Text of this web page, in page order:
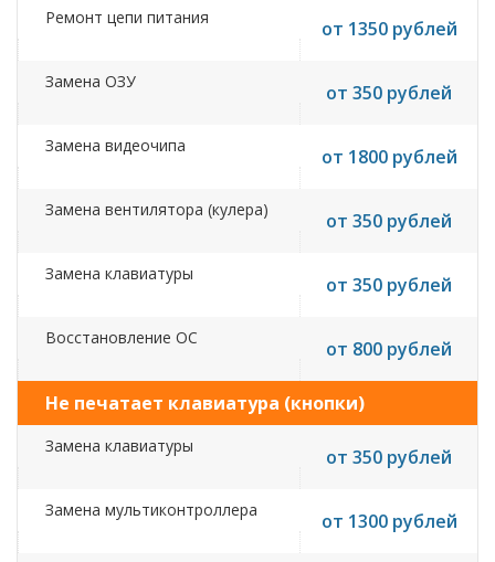
Ремонт цепи питания от 1350 рублей
Замена ОЗУ от 350 рублей
Замена видеочипа от 1800 рублей
Замена вентилятора (кулера) от 350 рублей
Замена клавиатуры от 350 рублей
Восстановление ОС от 800 рублей
Не печатает клавиатура (кнопки)
Замена клавиатуры от 350 рублей
Замена мультиконтроллера от 1300 рублей